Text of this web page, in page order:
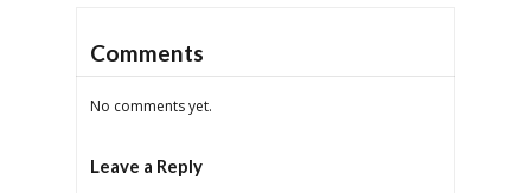
Comments
No comments yet.
Leave a Reply